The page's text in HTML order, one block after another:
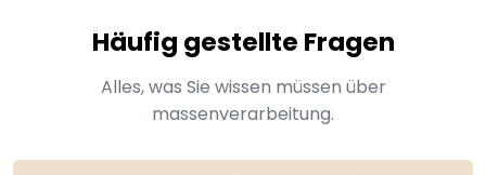
Häufig gestellte Fragen
Alles, was Sie wissen müssen über
massenverarbeitung.